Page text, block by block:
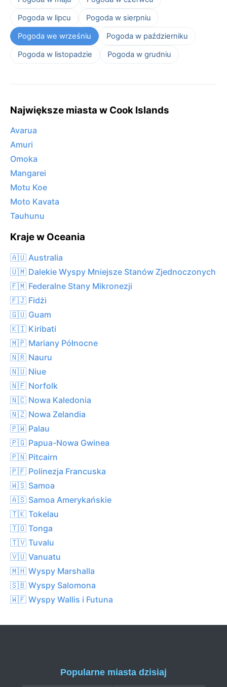
Pogoda w lipcu
Pogoda w sierpniu
Pogoda we wrześniu
Pogoda w październiku
Pogoda w listopadzie
Pogoda w grudniu
Największe miasta w Cook Islands
Avarua
Amuri
Omoka
Mangarei
Motu Koe
Moto Kavata
Tauhunu
Kraje w Oceania
🇦🇺 Australia
🇺🇲 Dalekie Wyspy Mniejsze Stanów Zjednoczonych
🇫🇲 Federalne Stany Mikronezji
🇫🇯 Fidżi
🇬🇺 Guam
🇰🇮 Kiribati
🇲🇵 Mariany Północne
🇳🇷 Nauru
🇳🇺 Niue
🇳🇫 Norfolk
🇳🇨 Nowa Kaledonia
🇳🇿 Nowa Zelandia
🇵🇼 Palau
🇵🇬 Papua-Nowa Gwinea
🇵🇳 Pitcairn
🇵🇫 Polinezja Francuska
🇼🇸 Samoa
🇦🇸 Samoa Amerykańskie
🇹🇰 Tokelau
🇹🇴 Tonga
🇹🇻 Tuvalu
🇻🇺 Vanuatu
🇲🇭 Wyspy Marshalla
🇸🇧 Wyspy Salomona
🇼🇫 Wyspy Wallis i Futuna
Popularne miasta dzisiaj